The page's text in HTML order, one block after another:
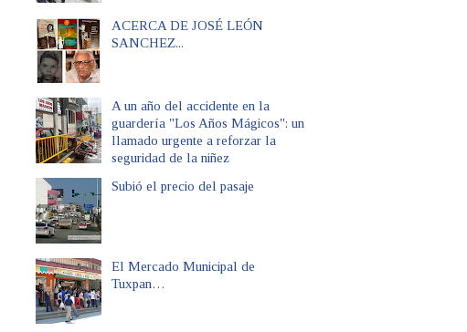
ACERCA DE JOSÉ LEÓN
SANCHEZ...
A un año del accidente en la
guardería "Los Años Mágicos": un
llamado urgente a reforzar la
seguridad de la niñez
Subió el precio del pasaje
El Mercado Municipal de
Tuxpan…